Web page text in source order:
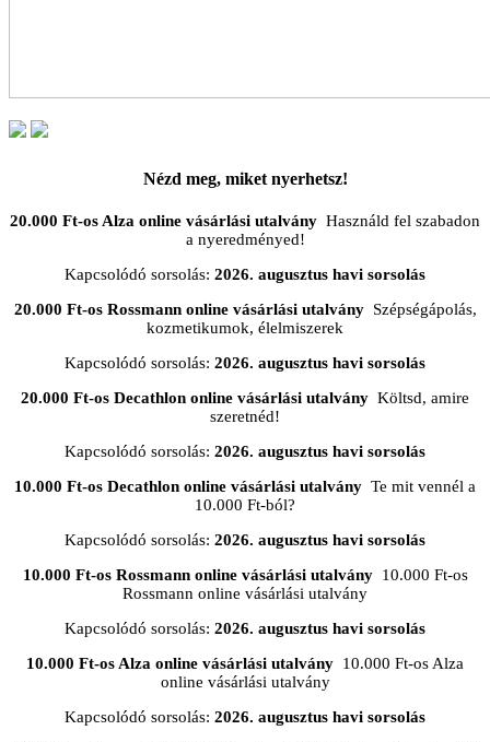
Nézd meg, miket nyerhetsz!
20.000 Ft-os Alza online vásárlási utalvány Használd fel szabadon
a nyeredményed!
Kapcsolódó sorsolás: 2026. augusztus havi sorsolás
20.000 Ft-os Rossmann online vásárlási utalványSzépségápolás,
kozmetikumok, élelmiszerek
Kapcsolódó sorsolás: 2026. augusztus havi sorsolás
20.000 Ft-os Decathlon online vásárlási utalvány Költsd, amire
szeretnéd!
Kapcsolódó sorsolás: 2026. augusztus havi sorsolás
10.000 Ft-os Decathlon online vásárlási utalvány Te mit vennél a
10.000 Ft-ból?
Kapcsolódó sorsolás: 2026. augusztus havi sorsolás
10.000 Ft-os Rossmann online vásárlási utalvány10.000 Ft-os
Rossmann online vásárlási utalvány
Kapcsolódó sorsolás: 2026. augusztus havi sorsolás
10.000 Ft-os Alza online vásárlási utalvány 10.000 Ft-os Alza
online vásárlási utalvány
Kapcsolódó sorsolás: 2026. augusztus havi sorsolás